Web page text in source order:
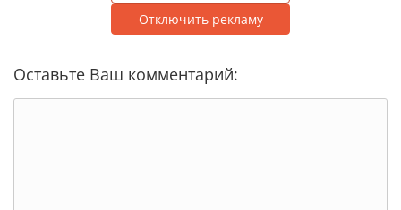
Отключить рекламу
Оставьте Ваш комментарий: